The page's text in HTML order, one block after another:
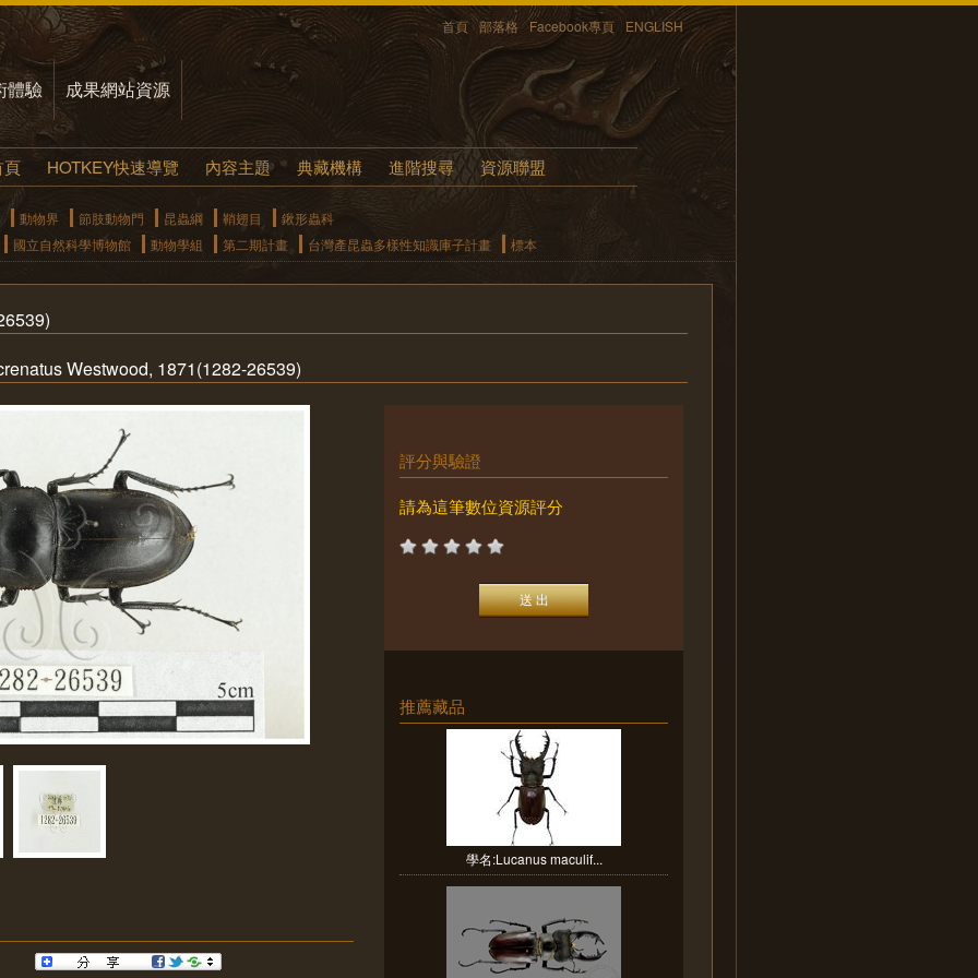
首頁 部落格 Facebook專頁 ENGLISH
體驗 成果網站資源
HOTKEY快速導覽 內容主題 典藏機構 進階搜尋 資源聯盟
動物界 節肢動物門 昆蟲綱 鞘翅目
鍬形蟲科
國立自然科學博物館
動物學組 第二期計畫 台灣產昆蟲多樣性知識庫子計畫 標本
Westwood, 1871(1282-26539)
評分與驗證
請為這筆數位資源評分
推薦藏品
學名:Lucanus maculif...